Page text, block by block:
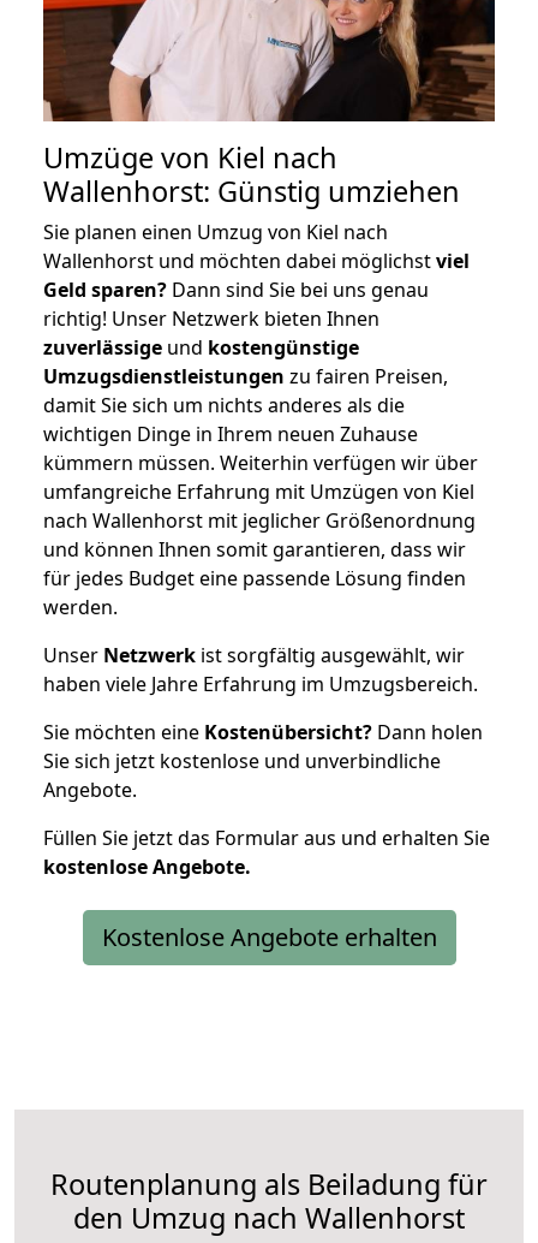
Umzüge von Kiel nach
Wallenhorst: Günstig umziehen
Sie planen einen Umzug von Kiel nach
Wallenhorst und möchten dabei möglichstviel
Geld sparen? Dann sind Sie bei uns genau
richtig! Unser Netzwerk bieten Ihnen
zuverlässige und kostengünstige
Umzugsdienstleistungen zu fairen Preisen,
damit Sie sich um nichts anderes als die
wichtigen Dinge in Ihrem neuen Zuhause
kümmern müssen. Weiterhin verfügen wir über
umfangreiche Erfahrung mit Umzügen von Kiel
nach Wallenhorst mit jeglicher Größenordnung
und können Ihnen somit garantieren, dass wir
für jedes Budget eine passende Lösung finden
werden.
Unser Netzwerk ist sorgfältig ausgewählt, wir
haben viele Jahre Erfahrung im Umzugsbereich.
Sie möchten eine Kostenübersicht? Dann holen
Sie sich jetzt kostenlose und unverbindliche
Angebote.
Füllen Sie jetzt das Formular aus und erhalten Sie
kostenloseAngebote.
Kostenlose Angebote erhalten
Routenplanung als Beiladung für
den Umzug nach Wallenhorst